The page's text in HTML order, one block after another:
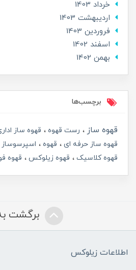
خرداد 1403
ارديبهشت 1403
فروردین 1403
اسفند 1402
بهمن 1402
برچسب‌ها
قهوه ساز رست قهوه قهوه ساز
قهوه ساز حرفه ای
قهوه
قهوه کلاسیک
قهوه زیلوکس قهوه
برگشت به
اطلاعات زیلوکس